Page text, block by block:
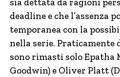
sia dettata da ragioni
deadline e che l’assenza
temporanea con la
nella serie. Praticamente
sono rimasti solo Epatha
Goodwin) e Oliver Platt